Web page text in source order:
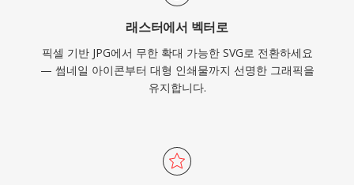
래스터에서 벡터로
픽셀 기반 JPG에서 무한 확대 가능한 SVG로 전환하세요
— 썸네일 아이콘부터 대형 인쇄물까지 선명한 그래픽을
유지합니다.